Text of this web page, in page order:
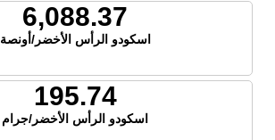
6,088.37
اسكودو الرأس الأخضر/أونصة
195.74
اسكودو الرأس الأخضر/جرام